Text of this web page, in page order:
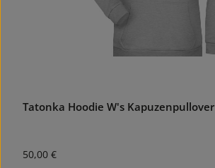
Tatonka Hoodie W's Kapuzenpullover
Regulärer Preis:
50,00 €